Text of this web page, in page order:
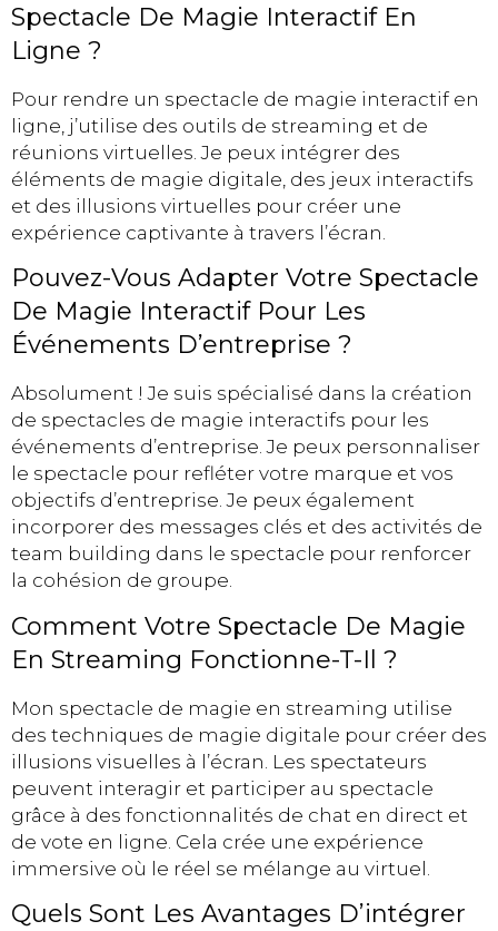
Spectacle De Magie Interactif En
Ligne ?
Pour rendre un spectacle de magie interactif en
ligne, j’utilise des outils de streaming et de
réunions virtuelles. Je peux intégrer des
éléments de magie digitale, des jeux interactifs
et des illusions virtuelles pour créer une
expérience captivante à travers l’écran.
Pouvez-Vous Adapter Votre Spectacle
De Magie Interactif Pour Les
Événements D’entreprise ?
Absolument ! Je suis spécialisé dans la création
de spectacles de magie interactifs pour les
événements d’entreprise. Je peux personnaliser
le spectacle pour refléter votre marque et vos
objectifs d’entreprise. Je peux également
incorporer des messages clés et des activités de
team building dans le spectacle pour renforcer
la cohésion de groupe.
Comment Votre Spectacle De Magie
En Streaming Fonctionne-T-Il ?
Mon spectacle de magie en streaming utilise
des techniques de magie digitale pour créer des
illusions visuelles à l’écran. Les spectateurs
peuvent interagir et participer au spectacle
grâce à des fonctionnalités de chat en direct et
de vote en ligne. Cela crée une expérience
immersive où le réel se mélange au virtuel.
Quels Sont Les Avantages D’intégrer